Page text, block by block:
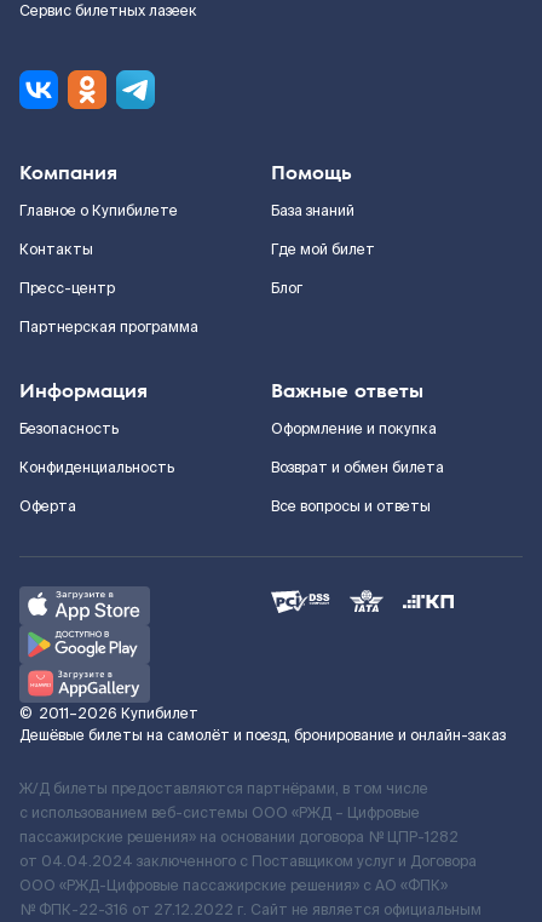
Сервис билетных лазеек
Компания
Главное о Купибилете
Контакты
Пресс-центр
Партнерская программа
Помощь
База знаний
Где мой билет
Блог
Информация
Безопасность
Конфиденциальность
Оферта
Важные ответы
Оформление и покупка
Возврат и обмен билета
Все вопросы и ответы
© 2011–2026 Купибилет
Дешёвые билеты на самолёт и поезд, бронирование и онлайн-заказ
Ж/Д билеты предоставляются партнёрами, в том числе
с использованием веб-системы ООО «РЖД – Цифровые
пассажирские решения» на основании договора № ЦПР-1282
от 04.04.2024 заключенного с Поставщиком услуг и Договора
ООО «РЖД-Цифровые пассажирские решения» c АО «ФПК»
№ ФПК-22-316 от 27.12.2022 г. Сайт не является официальным